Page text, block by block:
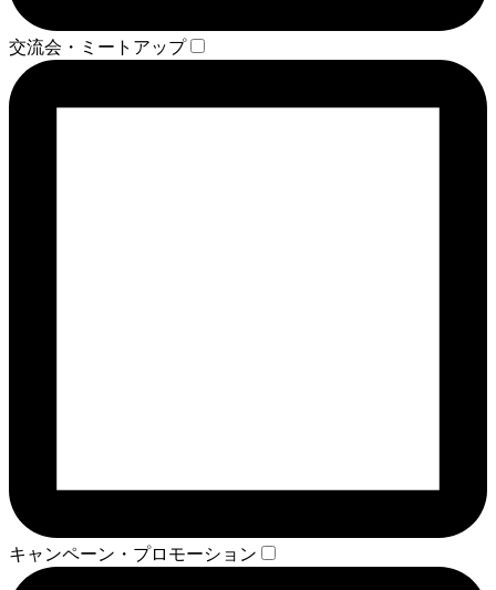
交流会・ミートアップ
キャンペーン・プロモーション